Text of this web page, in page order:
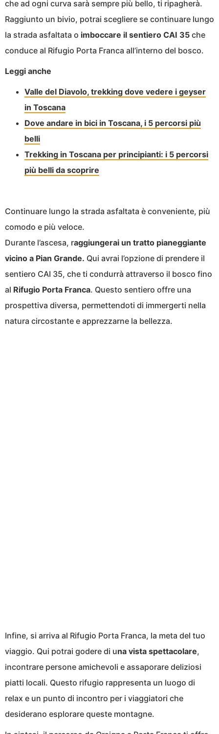
che ad ogni curva sarà sempre più bello, ti ripagherà.
Raggiunto un bivio, potrai scegliere se continuare lungo
la strada asfaltata o imboccare il sentiero CAI 35 che
conduce al Rifugio Porta Franca all’interno del bosco.
Leggi anche
Valle del Diavolo, trekking dove vedere i geyser
in Toscana
Dove andare in bici in Toscana, i 5 percorsi più
belli
Trekking in Toscana per principianti: i 5 percorsi
più belli da scoprire
Continuare lungo la strada asfaltata è conveniente, più
comodo e più veloce.
Durante l’ascesa, raggiungerai un tratto pianeggiante
vicino a Pian Grande. Qui avrai l’opzione di prendere il
sentiero CAI 35, che ti condurrà attraverso il bosco fino
al Rifugio Porta Franca. Questo sentiero offre una
prospettiva diversa, permettendoti di immergerti nella
natura circostante e apprezzarne la bellezza.
Infine, si arriva al Rifugio Porta Franca, la meta del tuo
viaggio. Qui potrai godere di una vista spettacolare,
incontrare persone amichevoli e assaporare deliziosi
piatti locali. Questo rifugio rappresenta un luogo di
relax e un punto di incontro per i viaggiatori che
desiderano esplorare queste montagne.